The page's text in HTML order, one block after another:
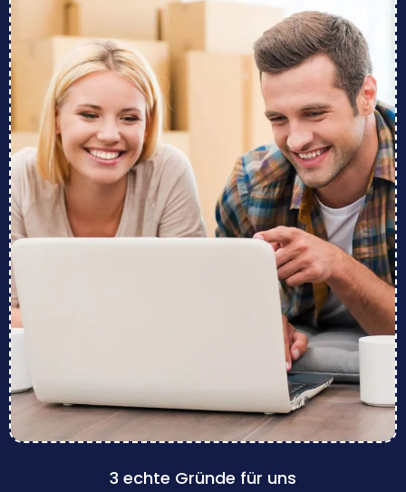
3 echte Gründe für uns